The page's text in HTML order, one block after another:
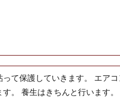
って保護していきます。 エア
す。 養生はきちんと行います